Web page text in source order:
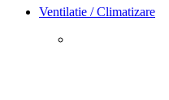
Ventilatie / Climatizare